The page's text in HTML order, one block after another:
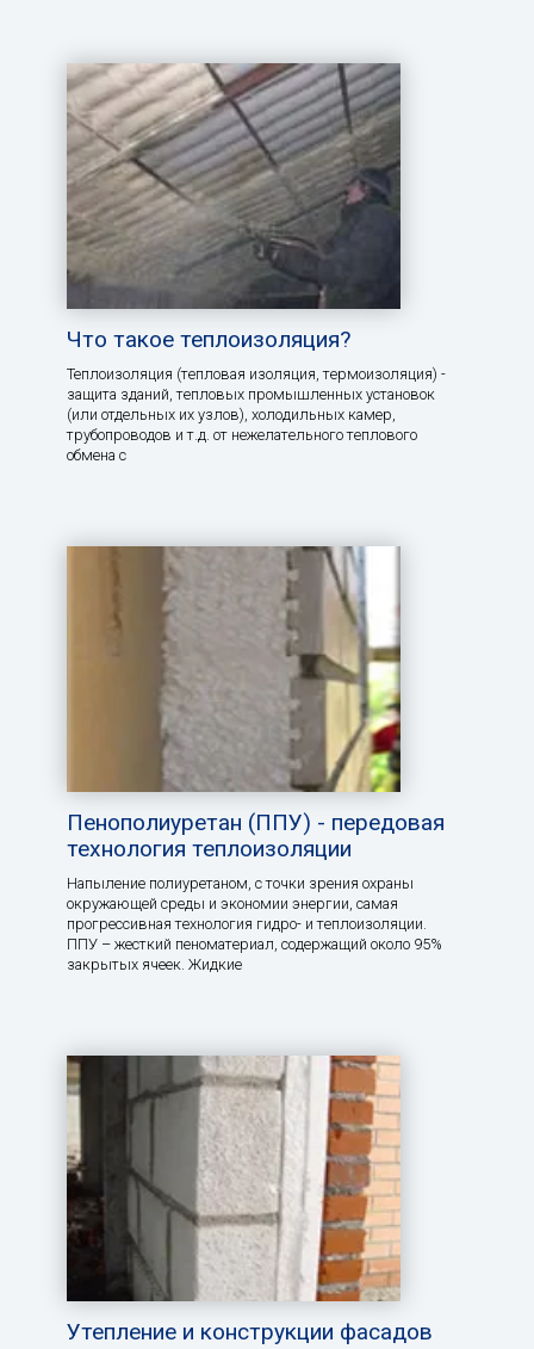
Что такое теплоизоляция?
Теплоизоляция (тепловая изоляция, термоизоляция) -
защита зданий, тепловых промышленных установок
(или отдельных их узлов), холодильных камер,
трубопроводов и т.д. от нежелательного теплового
обмена с
Пенополиуретан (ППУ) - передовая
технология теплоизоляции
Напыление полиуретаном, с точки зрения охраны
окружающей среды и экономии энергии, самая
прогрессивная технология гидро- и теплоизоляции.
ППУ – жесткий пеноматериал, содержащий около 95%
закрытых ячеек. Жидкие
Утепление и конструкции фасадов